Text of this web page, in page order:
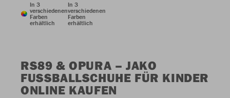
In 3
verschiedenen
Farben
erhältlich
In 3
verschiedenen
Farben
erhältlich
RS89 & OPURA – JAKO
FUSSBALLSCHUHE FÜR KINDER O
NLINE KAUFEN